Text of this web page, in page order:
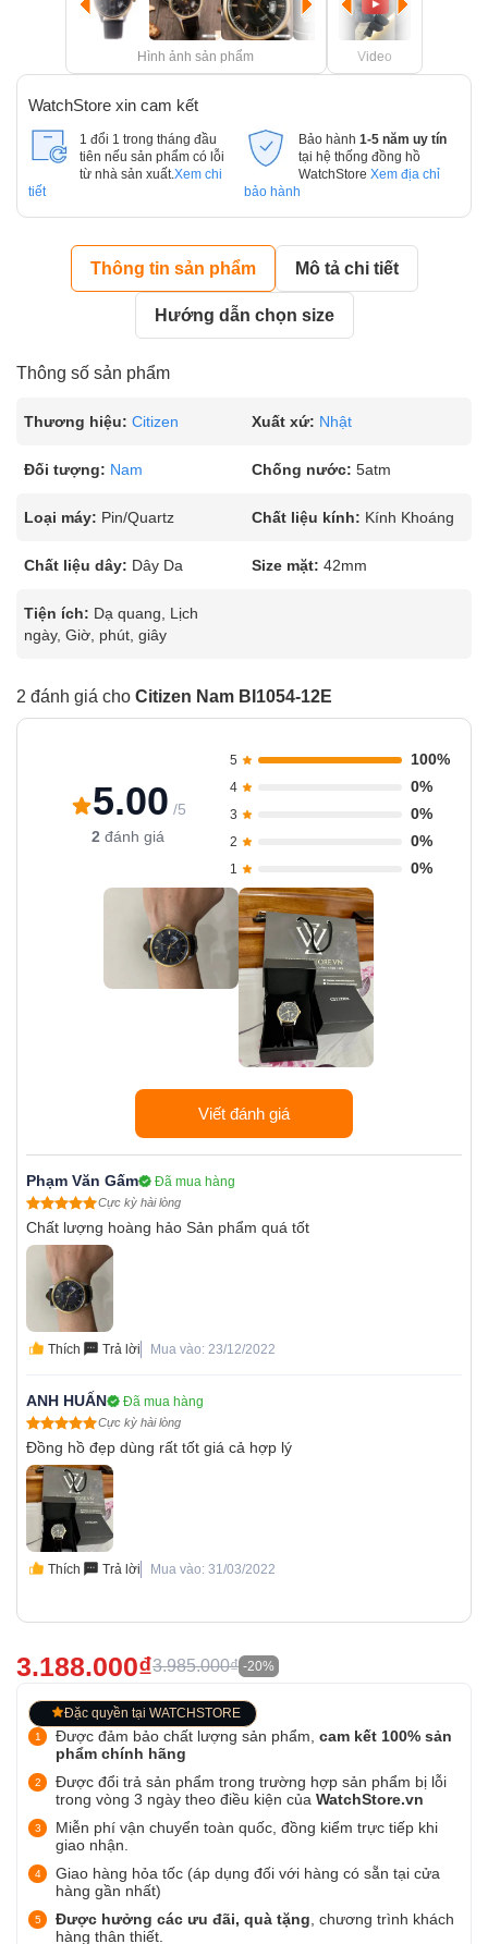
Hình ảnh sản phẩm Video
WatchStore xin cam kết
1 đổi 1 trong tháng đầu
tiên nếu sản phẩm có lỗi
từ nhà sản xuất. Xem chi
tiết
Bảo hành 1-5 năm uy tín
tại hệ thống đồng hồ
WatchStore Xem địa chỉ
bảo hành
Thông tin sản phẩm Mô tả chi tiết
Hướng dẫn chọn size
Thông số sản phẩm
Thương hiệu: Citizen Xuất xứ: Nhật
Đối tượng: Nam Chống nước: 5atm
Loại máy: Pin/Quartz Chất liệu kính: Kính Khoáng
Chất liệu dây: Dây Da Size mặt: 42mm
Tiện ích: Dạ quang, Lịch
ngày, Giờ, phút, giây
2 đánh giá cho Citizen Nam BI1054-12E
5.00 /5
2 đánh giá
5 100%
4 0%
3 0%
2 0%
1 0%
Viết đánh giá
Phạm Văn Gấm Đã mua hàng
Cực kỳ hài lòng
Chất lượng hoàng hảo Sản phẩm quá tốt
Thích Trả lời Mua vào: 23/12/2022
ANH HUẤN Đã mua hàng
Cực kỳ hài lòng
Đồng hồ đẹp dùng rất tốt giá cả hợp lý
Thích Trả lời Mua vào: 31/03/2022
3.188.000₫3.985.000₫ -20%
Đặc quyền tại WATCHSTORE
Được đảm bảo chất lượng sản phẩm, cam kết 100% sản
phẩm chính hãng
Được đổi trả sản phẩm trong trường hợp sản phẩm bị lỗi
trong vòng 3 ngày theo điều kiện của WatchStore.vn
Miễn phí vận chuyển toàn quốc, đồng kiểm trực tiếp khi
giao nhận.
Giao hàng hỏa tốc (áp dụng đối với hàng có sẵn tại cửa
hàng gần nhất)
Được hưởng các ưu đãi, quà tặng, chương trình khách
hàng thân thiết.